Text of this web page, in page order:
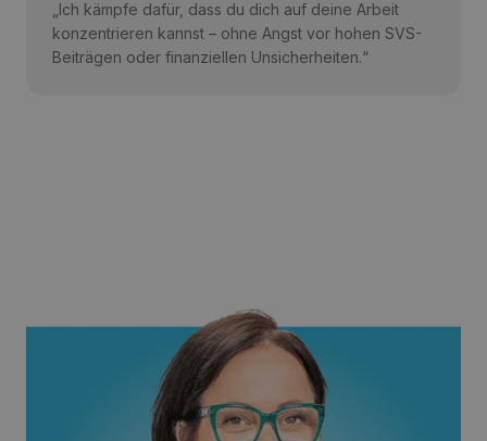
„Ich kämpfe dafür, dass du dich auf deine Arbeit
konzentrieren kannst – ohne Angst vor hohen SVS-
Beiträgen oder finanziellen Unsicherheiten.“